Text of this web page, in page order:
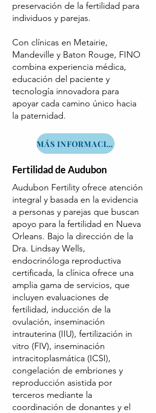
preservación de la fertilidad para
individuos y parejas.
Con clínicas en Metairie,
Mandeville y Baton Rouge, FINO
combina experiencia médica,
educación del paciente y
tecnología innovadora para
apoyar cada camino único hacia
la paternidad.
MÁS INFORMACIÓN
Fertilidad de Audubon
Audubon Fertility ofrece atención
integral y basada en la evidencia
a personas y parejas que buscan
apoyo para la fertilidad en Nueva
Orleans. Bajo la dirección de la
Dra. Lindsay Wells,
endocrinóloga reproductiva
certificada, la clínica ofrece una
amplia gama de servicios, que
incluyen evaluaciones de
fertilidad, inducción de la
ovulación, inseminación
intrauterina (IIU), fertilización in
vitro (FIV), inseminación
intracitoplasmática (ICSI),
congelación de embriones y
reproducción asistida por
terceros mediante la
coordinación de donantes y el